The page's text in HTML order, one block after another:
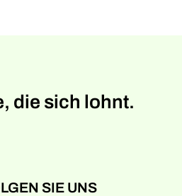
die sich lohnt.
SIE UNS